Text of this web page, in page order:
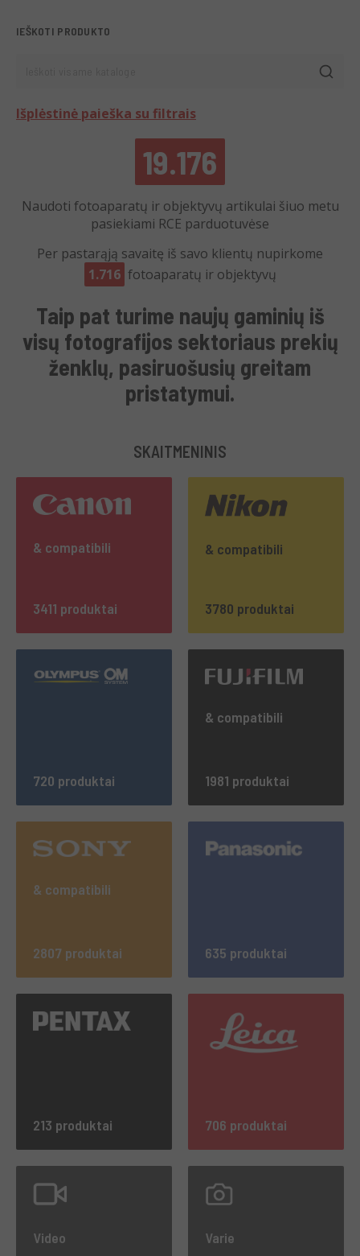
IEŠKOTI PRODUKTO
Išplėstinė paieška su filtrais
19.176
Naudoti fotoaparatų ir objektyvų artikulai šiuo metu
pasiekiami RCE parduotuvėse
Per pastarąją savaitę iš savo klientų nupirkome
1.716 fotoaparatų ir objektyvų
Taip pat turime naujų gaminių iš
visų fotografijos sektoriaus prekių
ženklų, pasiruošusių greitam
pristatymui.
SKAITMENINIS
& compatibili
3411 produktai
& compatibili
3780 produktai
720 produktai
& compatibili
1981 produktai
& compatibili
2807 produktai 635 produktai
213 produktai 706 produktai
Video Varie